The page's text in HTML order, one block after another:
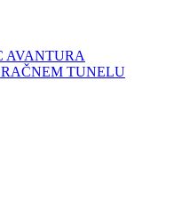
AVANTURA
TUNELU